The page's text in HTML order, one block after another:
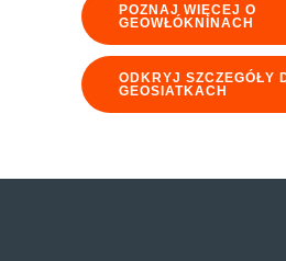
POZNAJ WIĘCEJ O
GEOWŁÓKNINACH
ODKRYJ SZCZEGÓŁY
GEOSIATKACH